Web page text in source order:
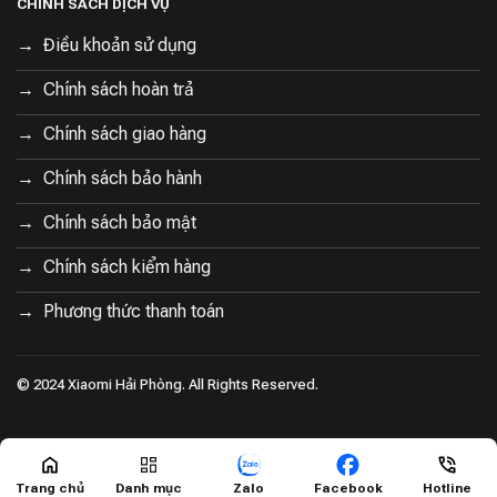
Trạm sạc của Roborock Q Revo Master được trang bị
hệ thống giặt khăn lau bằng nước nóng ở nhiệt độ 60°C
(140°F). Điều này giúp dễ dàng loại bỏ các vết bẩn
cứng đầu, đặc biệt hiệu quả ở khu vực bếp và phòng
ăn, tiết kiệm cả thời gian và nước.
CHÍNH SÁCH DỊCH VỤ
Điều khoản sử dụng
Chính sách hoàn trả
Chính sách giao hàng
Chính sách bảo hành
Chính sách bảo mật
Chính sách kiểm hàng
Phương thức thanh toán
© 2024 Xiaomi Hải Phòng. All Rights Reserved.
Trang chủ Danh mục Zalo Facebook Hotline